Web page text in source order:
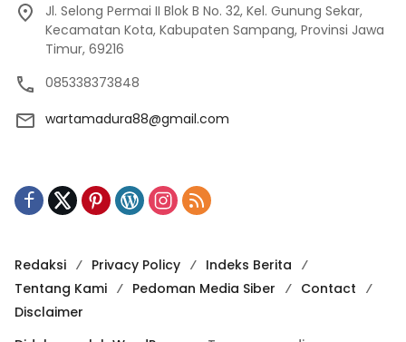
Jl. Selong Permai II Blok B No. 32, Kel. Gunung Sekar,
Kecamatan Kota, Kabupaten Sampang, Provinsi Jawa
Timur, 69216
085338373848
wartamadura88@gmail.com
Redaksi Privacy Policy
Indeks Berita
Tentang Kami
Pedoman Media Siber
Contact
Disclaimer